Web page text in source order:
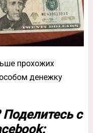
прохожих
денежку
Поделитесь с